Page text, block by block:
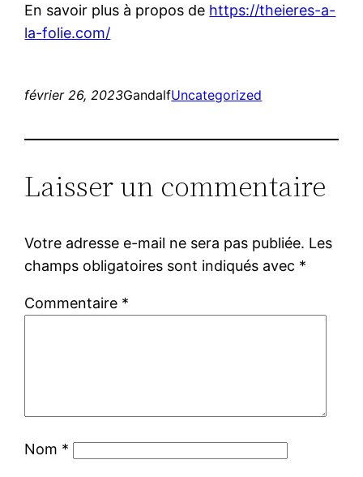
En savoir plus à propos de https://theieres-a-
la-folie.com/
février 26, 2023GandalfUncategorized
Laisser un commentaire
Votre adresse e-mail ne sera pas publiée. Les
champs obligatoires sont indiqués avec *
Commentaire *
Nom *